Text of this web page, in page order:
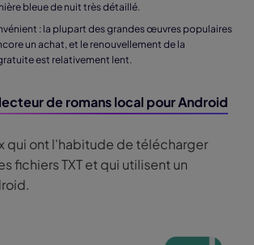
bleue de nuit très détaillé.
: la plupart des grandes œuvres populaires
un achat, et le renouvellement de la
est relativement lent.
de romans local pour Android
qui ont l'habitude de télécharger
fichiers TXT et qui utilisent un